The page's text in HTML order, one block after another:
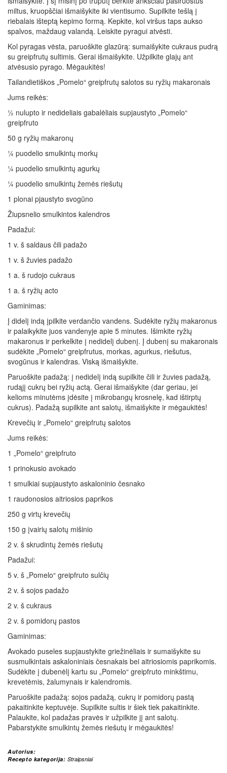
miltus, kruopščiai išmaišykite iki vientisumo. Supilkite tešlą į
riebalais išteptą kepimo formą. Kepkite, kol viršus taps aukso
spalvos, maždaug valandą. Leiskite pyragui atvėsti.
Kol pyragas vėsta, paruoškite glazūrą: sumaišykite cukraus pudrą
su greipfrutų sultimis. Gerai išmaišykite. Užpilkite glajų ant
atvėsusio pyrago. Mėgaukitės!
Tailandietiškos „Pomelo“ greipfrutų salotos su ryžių makaronais
Jums reikės:
½ nulupto ir nedideliais gabalėliais supjaustyto „Pomelo“
greipfruto
50 g ryžių makaronų
¼ puodelio smulkintų morkų
¼ puodelio smulkintų agurkų
¼ puodelio smulkintų žemės riešutų
1 plonai pjaustyto svogūno
Žiupsnelio smulkintos kalendros
Padažui:
1 v. š saldaus čili padažo
1 v. š žuvies padažo
1 a. š rudojo cukraus
1 a. š ryžių acto
Gaminimas:
Į didelį indą įpilkite verdančio vandens. Sudėkite ryžių makaronus
ir palaikykite juos vandenyje apie 5 minutes. Išimkite ryžių
makaronus ir perkelkite į nedidelį dubenį. Į dubenį su makaronais
sudėkite „Pomelo“ greipfrutus, morkas, agurkus, riešutus,
svogūnus ir kalendras. Viską išmaišykite.
Paruoškite padažą: į nedidelį indą supilkite čili ir žuvies padažą,
rudąjį cukrų bei ryžių actą. Gerai išmaišykite (dar geriau, jei
kelioms minutėms įdėsite į mikrobangų krosnelę, kad ištirptų
cukrus). Padažą supilkite ant salotų, išmaišykite ir mėgaukitės!
Krevečių ir „Pomelo“ greipfrutų salotos
Jums reikės:
1 „Pomelo“ greipfruto
1 prinokusio avokado
1 smulkiai supjaustyto askaloninio česnako
1 raudonosios aitriosios paprikos
250 g virtų krevečių
150 g įvairių salotų mišinio
2 v. š skrudintų žemės riešutų
Padažui:
5 v. š „Pomelo“ greipfruto sulčių
2 v. š sojos padažo
2 v. š cukraus
2 v. š pomidorų pastos
Gaminimas:
Avokado puseles supjaustykite griežinėliais ir sumaišykite su
susmulkintais askaloniniais česnakais bei aitriosiomis paprikomis.
Sudėkite į dubenėlį kartu su „Pomelo“ greipfruto minkštimu,
krevetėmis, žalumynais ir kalendromis.
Paruoškite padažą: sojos padažą, cukrų ir pomidorų pastą
pakaitinkite keptuvėje. Supilkite sultis ir šiek tiek pakaitinkite.
Palaukite, kol padažas pravės ir užpilkite jį ant salotų.
Pabarstykite smulkintų žemės riešutų ir mėgaukitės!
Autorius:
Recepto kategorija: Straipsniai